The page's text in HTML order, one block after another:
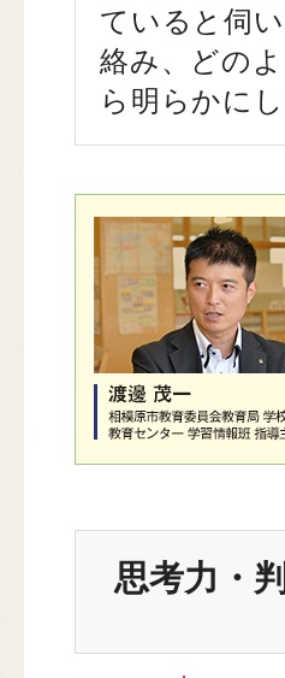
ていると伺
絡み、どの
ら明らかに
思考力・